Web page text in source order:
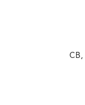
CB,